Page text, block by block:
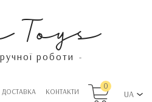
Toys
роботи -
ДОСТАВКА КОНТАКТИ
0
UA